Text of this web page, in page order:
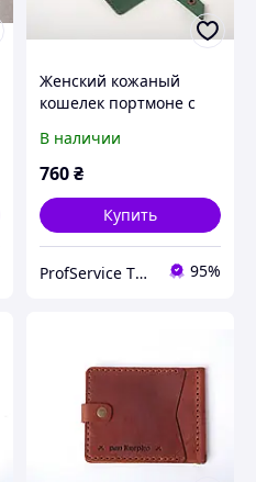
Женский кожаный
кошелек портмоне с
монет на кнопке
лонгер зеленый Promo
В наличии
760₴
Купить
ProfService ТОВ "Профессиональный сервис" 95%